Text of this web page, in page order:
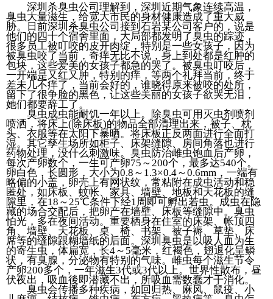
深圳杀臭虫公司理解到，深圳近期气象连续高温，
臭虫大量滋生，给宽大市民的身材健康造成了重大威
胁。日前深圳杀臭虫公司接到石岩某公司客户的，说是
他们的四十个宿舍里面，大局部都发明了臭虫的踪迹，
很多员工被叮咬的皮开肉绽，特别是一些女孩子，因为
被臭虫咬了当前，奇痒无比不说，身上到处都是红肿的
包块，这些爱美的女孩子都急的哭了。被臭虫叮咬后，
一开端是又红又肿，特别的痒，等两个礼拜当前，终于
差未几不痒了，当前会好的，谁晓得原来被咬的处所，
留下了很争脸的黑色，让这些美丽的女孩子欲哭无泪，
她们都要辞工了。
臭虫成虫能耐饥一年以上。除臭虫可用灭虫剂喷剂
喷洒，将床上(除床板)的物品全部清理出来，被子、枕
头、衣服等在太阳下暴晒。将床板正反两面进行全面打
湿。其它孳生场所如柜子、床架缝隙、房间角落也进行
药物处理，没什么刺激味。臭虫防治雌虫饱血后产卵，
每次产卵数个，一生可产卵75～200个，最多达540个。
卵白色，长圆形，大小为0.8～1.3×0.4～0.6mm，一端有
略偏的小盖，卵壳上有网状纹，常粘附在成虫活动和稳
匿处，如床板、蚊帐、家具、墙壁、地板和天花板的缝
隙里，在18～25℃条件下经1周即可孵出若虫。成虫在隐
藏的场合交配后，把卵产在墙壁、床板等缝隙中。臭虫
怕光，多在夜间活动。重要栖身在住室的床架、帐顶四
角、墙壁、天花板、桌、椅、书架、被子褥、草垫、床
席等的缝隙跟糊墙纸的后面。深圳臭虫是以吸人血为生
的寄生虫，体扁宽，长4～5毫米，红褐色，翅退化呈鳞
状，有臭腺，分泌物有特别的气味。雌虫每个滋生节令
产卵200多个，一年滋生3代或3代以上。世界性散布，昼
伏夜出，吸血後即潜藏不出，所吸血需数蠢才干消化。
臭虫会传播多种疾病，如回归热、麻风、鼠疫、小